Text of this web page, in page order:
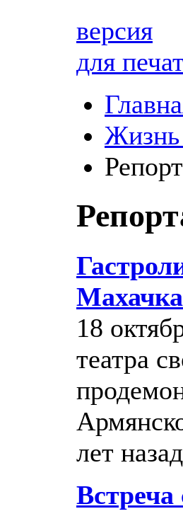
версия
для
Жизнь
18
театра
лет